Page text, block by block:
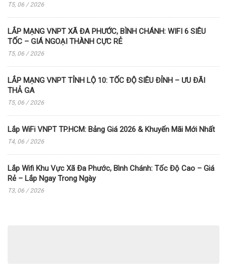
T5, 06 / 2026
LẮP MẠNG VNPT XÃ ĐA PHƯỚC, BÌNH CHÁNH: WIFI 6 SIÊU
TỐC – GIÁ NGOẠI THÀNH CỰC RẺ
T5, 06 / 2026
LẮP MẠNG VNPT TỈNH LỘ 10: TỐC ĐỘ SIÊU ĐỈNH – ƯU ĐÃI
THẢ GA
T5, 06 / 2026
Lắp WiFi VNPT TP.HCM: Bảng Giá 2026 & Khuyến Mãi Mới Nhất
T4, 06 / 2026
Lắp Wifi Khu Vực Xã Đa Phước, Bình Chánh: Tốc Độ Cao – Giá
Rẻ – Lắp Ngay Trong Ngày
T3, 06 / 2026